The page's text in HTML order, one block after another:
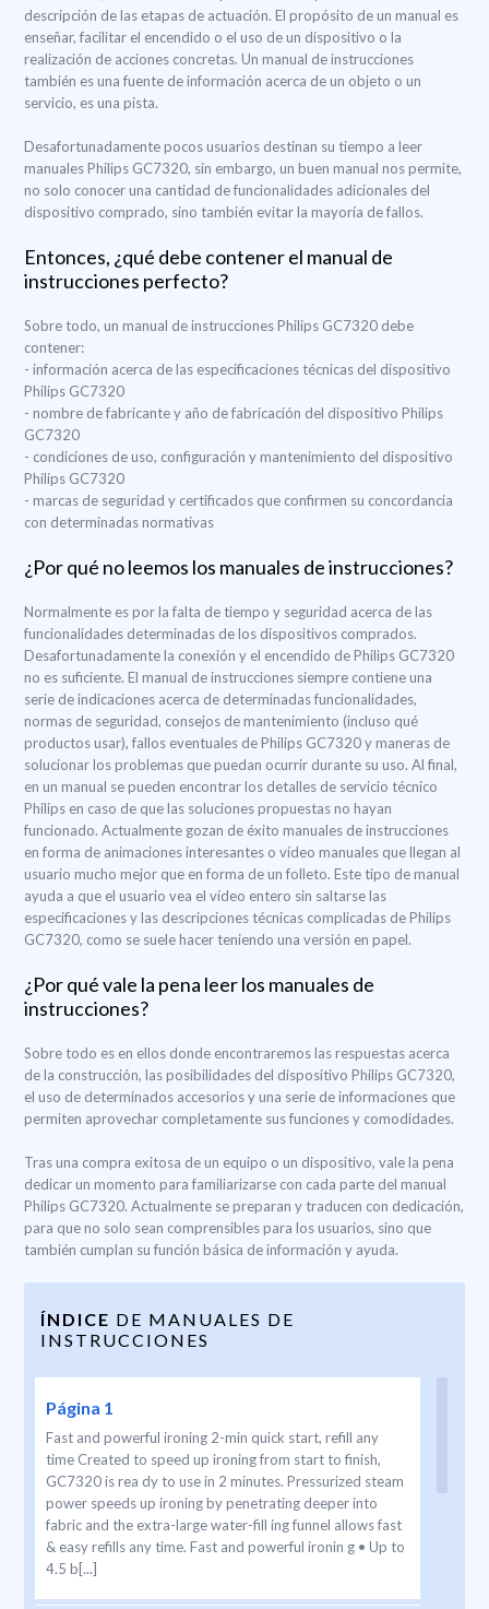
descripción de las etapas de actuación. El propósito de un manual es
enseñar, facilitar el encendido o el uso de un dispositivo o la
realización de acciones concretas. Un manual de instrucciones
también es una fuente de información acerca de un objeto o un
servicio, es una pista.
Desafortunadamente pocos usuarios destinan su tiempo a leer
manuales Philips GC7320, sin embargo, un buen manual nos permite,
no solo conocer una cantidad de funcionalidades adicionales del
dispositivo comprado, sino también evitar la mayoría de fallos.
Entonces, ¿qué debe contener el manual de
instrucciones perfecto?
Sobre todo, un manual de instrucciones Philips GC7320 debe
contener:
- información acerca de las especificaciones técnicas del dispositivo
Philips GC7320
- nombre de fabricante y año de fabricación del dispositivo Philips
GC7320
- condiciones de uso, configuración y mantenimiento del dispositivo
Philips GC7320
- marcas de seguridad y certificados que confirmen su concordancia
con determinadas normativas
¿Por qué no leemos los manuales de instrucciones?
Normalmente es por la falta de tiempo y seguridad acerca de las
funcionalidades determinadas de los dispositivos comprados.
Desafortunadamente la conexión y el encendido de Philips GC7320
no es suficiente. El manual de instrucciones siempre contiene una
serie de indicaciones acerca de determinadas funcionalidades,
normas de seguridad, consejos de mantenimiento (incluso qué
productos usar), fallos eventuales de Philips GC7320 y maneras de
solucionar los problemas que puedan ocurrir durante su uso. Al final,
en un manual se pueden encontrar los detalles de servicio técnico
Philips en caso de que las soluciones propuestas no hayan
funcionado. Actualmente gozan de éxito manuales de instrucciones
en forma de animaciones interesantes o vídeo manuales que llegan al
usuario mucho mejor que en forma de un folleto. Este tipo de manual
ayuda a que el usuario vea el vídeo entero sin saltarse las
especificaciones y las descripciones técnicas complicadas de Philips
GC7320, como se suele hacer teniendo una versión en papel.
¿Por qué vale la pena leer los manuales de
instrucciones?
Sobre todo es en ellos donde encontraremos las respuestas acerca
de la construcción, las posibilidades del dispositivo Philips GC7320,
el uso de determinados accesorios y una serie de informaciones que
permiten aprovechar completamente sus funciones y comodidades.
Tras una compra exitosa de un equipo o un dispositivo, vale la pena
dedicar un momento para familiarizarse con cada parte del manual
Philips GC7320. Actualmente se preparan y traducen con dedicación,
para que no solo sean comprensibles para los usuarios, sino que
también cumplan su función básica de información y ayuda.
ÍNDICE DE MANUALES DE
INSTRUCCIONES
Página 1
Fast and powerful ironing 2-min quick start, refill any
time Created to speed up ironing from start to finish,
GC7320 is rea dy to use in 2 minutes. Pressurized steam
power speeds up ironing by penetrating deeper into
fabric and the extra-large water-fill ing funnel allows fast
& easy refills any time. Fast and powerful ironin g • Up to
4.5 b[...]